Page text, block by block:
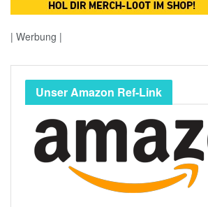
| Werbung |
Unser Amazon Ref-Link